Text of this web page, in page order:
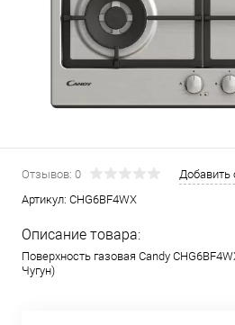
Отзывов: 0
Добавить
Артикул: CHG6BF4WX
Описание товара:
Поверхность газовая Candy
Чугун)